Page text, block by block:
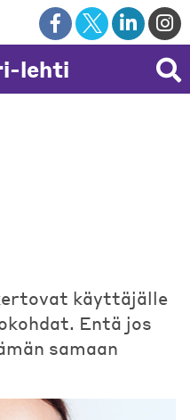
lehti
käyttäjälle
Entä jos
samaan